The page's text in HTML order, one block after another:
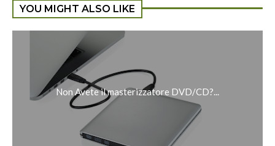
YOU MIGHT ALSO LIKE
Non Avete il masterizzatore DVD/CD?...